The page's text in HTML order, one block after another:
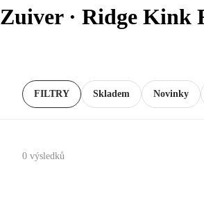
Zuiver · Ridge Kink
FILTRY Skladem Novinky
0 výsledků